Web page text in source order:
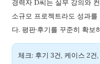
경력자 D씨는 실무 강의와
소규모 프로젝트라도 성과
다. 평판·후기를 꾸준히 확보
체크: 후기 3건, 케이스 2건